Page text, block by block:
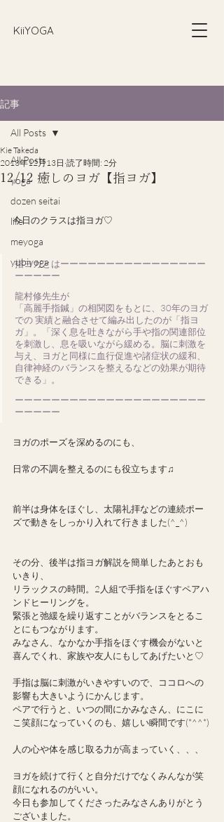
​KiiYOGA
記事
All Posts
yoga
dozen seitai
life
meyoga
yubiyoga
All Posts
12/12 癒しのヨガ【指ヨガ】
Kie Takeda
2013年12月13日 読了時間: 2分
今日のクラスは指ヨガ♡
指ヨガとはーーーーーーーーーーーーーーーー
ーーーーー
龍村修先生が
「高麗手指鍼」の相関図をもとに、30年のヨガ
での 実績と融合させて編み出したのが「指ヨ
ガ」。「深く息を吐きながら手や指の関連部位
を刺激し、息を吸いながら緩める。脳に刺激を
与え、ヨガと同様に血行促進や諸症状の緩和、
自律神経のバランスを整えるなどの効果が期待
できる」。
ーーーーーーーーーーーーーーーーーーーーー
ーーーーー
ヨガのポーズを深めるのにも、
日常の不調を整えるのにも役立ちます♫
前半は身体をほぐし、太陽礼拝などの連続ポー
ズで動きをしっかり入れて行きました(^_^)
その分、後半は指ヨガ解説を簡単したあとおも
いきり、
リラックスの時間。2人組で手指をほぐすペアハ
ンドヒーリングを。
緊張と弛緩を繰り返すことがバランスをとるこ
とにもつながります。
みなさん、なかなか手指をほぐす機会がないと
喜んでくれ、家族や友人にもしてあげたいと♡
手指は脳に刺激がいきやすいので、ココロへの
影響も大きいようにかんじます。
ペアで行うと、いつの間にかみなさん、にこに
こ笑顔になっていくのも、嬉しい瞬間です(*^^*)
人の心や体を感じ取る力が高まっていく、、、
ヨガを続けて行くと自分だけでなくみんなが笑
顔になれるのがいい。
今日も参加してくださったみなさんありがとう
ございました。